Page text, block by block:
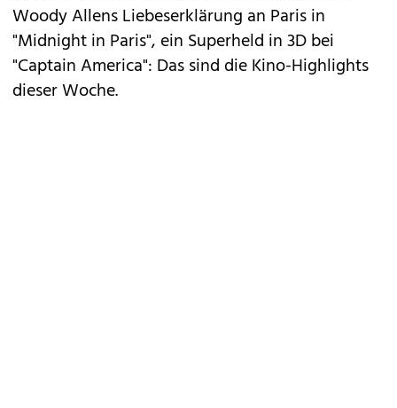
Woody Allens Liebeserklärung an Paris in
"Midnight in Paris", ein Superheld in 3D bei
"Captain America": Das sind die Kino-Highlights
dieser Woche.